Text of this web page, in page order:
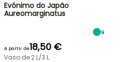
Evónimo do Japão
Aureomarginatus
9
A partir de18,50 €
Vaso de 2 L/3 L